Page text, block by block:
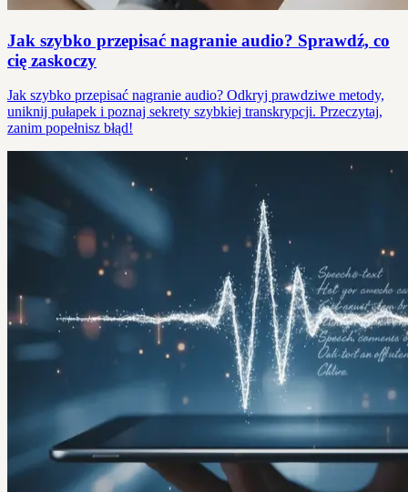
Jak szybko przepisać nagranie audio? Sprawdź, co
cię zaskoczy
Jak szybko przepisać nagranie audio? Odkryj prawdziwe metody,
uniknij pułapek i poznaj sekrety szybkiej transkrypcji. Przeczytaj,
zanim popełnisz błąd!